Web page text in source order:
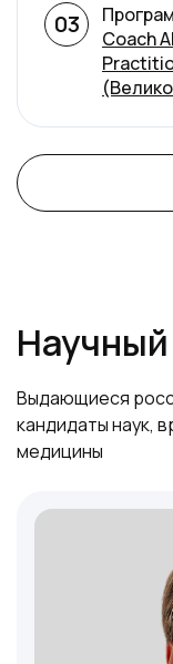
03
Coach
Выдающиеся
кандидаты наук,
медицины